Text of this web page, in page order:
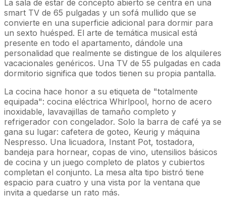
La sala de estar de concepto abierto se centra en una
smart TV de 65 pulgadas y un sofá mullido que se
convierte en una superficie adicional para dormir para
un sexto huésped. El arte de temática musical está
presente en todo el apartamento, dándole una
personalidad que realmente se distingue de los alquileres
vacacionales genéricos. Una TV de 55 pulgadas en cada
dormitorio significa que todos tienen su propia pantalla.
La cocina hace honor a su etiqueta de "totalmente
equipada": cocina eléctrica Whirlpool, horno de acero
inoxidable, lavavajillas de tamaño completo y
refrigerador con congelador. Solo la barra de café ya se
gana su lugar: cafetera de goteo, Keurig y máquina
Nespresso. Una licuadora, Instant Pot, tostadora,
bandeja para hornear, copas de vino, utensilios básicos
de cocina y un juego completo de platos y cubiertos
completan el conjunto. La mesa alta tipo bistró tiene
espacio para cuatro y una vista por la ventana que
invita a quedarse un rato más.